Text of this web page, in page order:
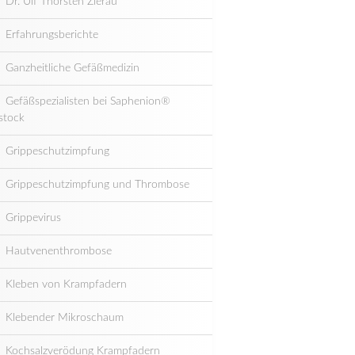
Erfahrungsberichte
Ganzheitliche Gefäßmedizin
Gefäßspezialisten bei Saphenion®
Grippeschutzimpfung
Grippeschutzimpfung und Thrombose
Grippevirus
Hautvenenthrombose
Kleben von Krampfadern
Klebender Mikroschaum
Kochsalzverödung Krampfadern